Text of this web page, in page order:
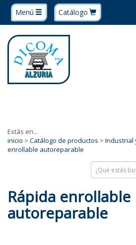
Menú Catálogo
Estás en...
inicio > Catálogo de productos > Industrial
enrollable autoreparable
Rápida enrollable
autoreparable